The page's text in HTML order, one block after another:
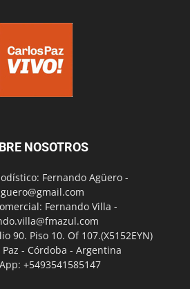
NOSOTROS
Fernando Agüero -
Fernando Villa -
90. Piso 10. Of 107.(X5152EYN)
- Córdoba - Argentina
+5493541585147